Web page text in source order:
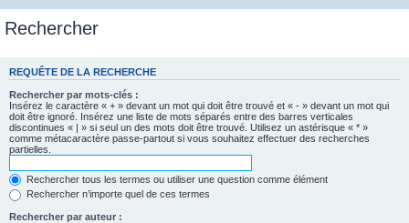
Rechercher
REQUÊTE DE LA RECHERCHE
Rechercher par mots-clés :
Insérez le caractère « + » devant un mot qui doit être trouvé et « - » devant un mot qui
doit être ignoré. Insérez une liste de mots séparés entre des barres verticales
discontinues « | » si seul un des mots doit être trouvé. Utilisez un astérisque « * »
comme métacaractère passe-partout si vous souhaitez effectuer des recherches
partielles.
Rechercher tous les termes ou utiliser une question comme élément
Rechercher n’importe quel de ces termes
Rechercher par auteur :